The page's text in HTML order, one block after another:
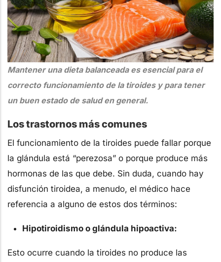
Mantener una dieta balanceada es esencial para el
correcto funcionamiento de la tiroides y para tener
un buen estado de salud en general.
Los trastornos más comunes
El funcionamiento de la tiroides puede fallar porque
la glándula está “perezosa” o porque produce más
hormonas de las que debe. Sin duda, cuando hay
disfunción tiroidea, a menudo, el médico hace
referencia a alguno de estos dos términos:
Hipotiroidismo o glándula hipoactiva:
Esto ocurre cuando la tiroides no produce las